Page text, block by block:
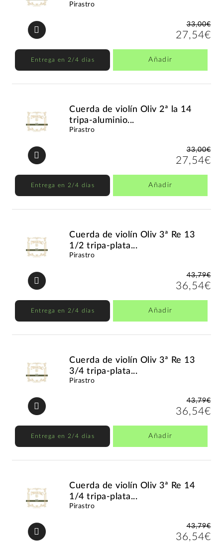
Pirastro
33,00€
27,54€
Entrega en 2/4 días Añadir
Cuerda de violín Oliv 2ª la 14
tripa-aluminio...
Pirastro
33,00€
27,54€
Entrega en 2/4 días Añadir
Cuerda de violín Oliv 3ª Re 13
1/2 tripa-plata...
Pirastro
43,79€
36,54€
Entrega en 2/4 días Añadir
Cuerda de violín Oliv 3ª Re 13
3/4 tripa-plata...
Pirastro
43,79€
36,54€
Entrega en 2/4 días Añadir
Cuerda de violín Oliv 3ª Re 14
1/4 tripa-plata...
Pirastro
43,79€
36,54€